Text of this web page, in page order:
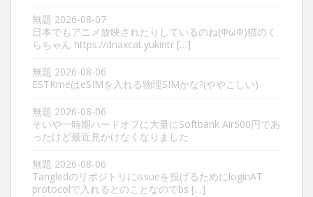
無題 2026-08-07
日本でもアニメ放映されたりしているのね(ΦωΦ)猫のく
らちゃん https://dnaxcat.yukintr […]
無題 2026-08-06
ESTKmeはeSIMを入れる物理SIMかな?(ややこしい)
無題 2026-08-06
そいや一時期ハードオフに大量にSoftbank Air500円であ
ったけど最近見かけなくなりました
無題 2026-08-06
Tangledのリポジトリにissueを投げるためにloginAT
protocolで入れるとのことなのでbs […]